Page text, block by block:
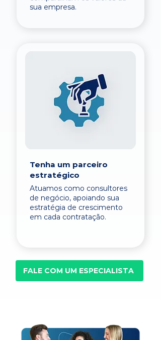
sua empresa.
Tenha um parceiro
estratégico
Atuamos como consultores
de negócio, apoiando sua
estratégia de crescimento
em cada contratação.
FALE COM UM ESPECIALISTA